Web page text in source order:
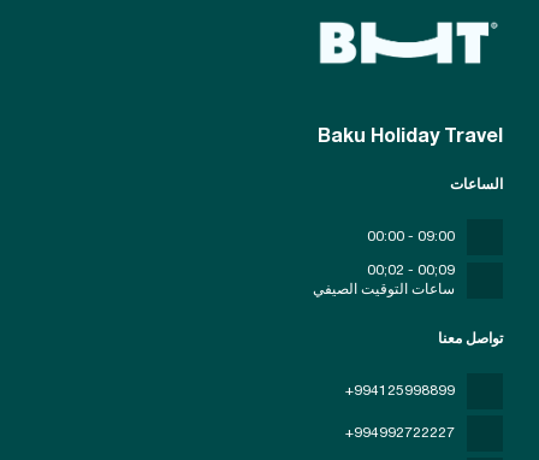
Baku Holiday Travel
تواصل معنا
+994125998899
+994992722227
الساعات
09:00 - 00:00
09;00 - 02;00
ساعات التوقيت الصيفي